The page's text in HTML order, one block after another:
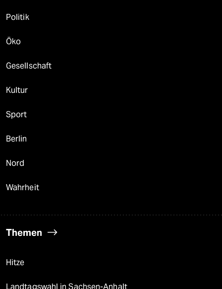
Politik
Öko
Gesellschaft
Kultur
Sport
Berlin
Nord
Wahrheit
Themen
Hitze
Landtagswahl in Sachsen-Anhalt